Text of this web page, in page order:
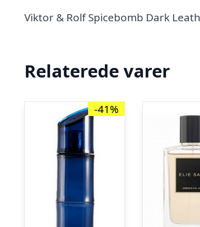
Viktor & Rolf Spicebomb Dark
Relaterede varer
-41%